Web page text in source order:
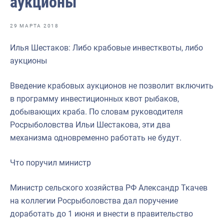
Отраслевые СМИ
Выставки и конференции
Научно-практическая литература
Рыбоохрана России
Отрасль в цифрах
Инфографика
Большая африканская экспедиция
Укрепление духовно-нравственных ценностей
29 МАРТА 2018
Илья Шестаков: Либо крабовые инвестквоты, либо
аукционы
Введение крабовых аукционов не позволит включить
в программу инвестиционных квот рыбаков,
добывающих краба. По словам руководителя
Росрыболовства Ильи Шестакова, эти два
механизма одновременно работать не будут.
Что поручил министр
Министр сельского хозяйства РФ Александр Ткачев
на коллегии Росрыболовства дал поручение
доработать до 1 июня и внести в правительство